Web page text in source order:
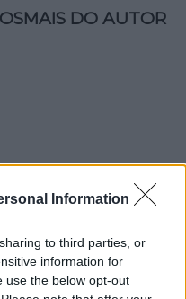
Information
to third parties, or
information for
use the below opt-out
MAIS DO AUTOR
de grandes